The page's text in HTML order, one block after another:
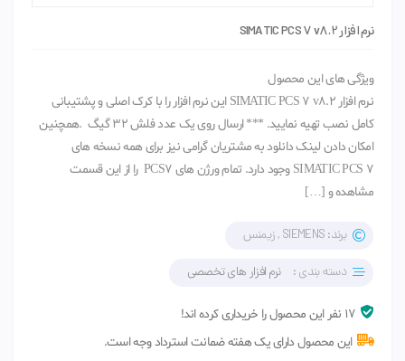
نرم افزار SIMATIC PCS 7 v8.2
ویژگی های این محصول
نرم افزار SIMATIC PCS 7 v8.2 این نرم افزار را با کرک اصلی و پشتیبانی
کامل نصب تهیه نمایید. *** ارسال روی یک عدد فلش 32 گیگ .همچنین
امکان دادن لینک دانلود به مشتریان گرامی نیز برای همه نسخه های
SIMATIC PCS 7 وجود دارد. تمام ورژن های PCS7 را از این قسمت
مشاهده و […]
برند: SIEMENS , زیمنس
دسته بندی :
نرم افزار های تخصصی
17 نفر این محصول را خریداری کرده اند!
این محصول دارای یک هفته ضمانت استرداد وجه است.